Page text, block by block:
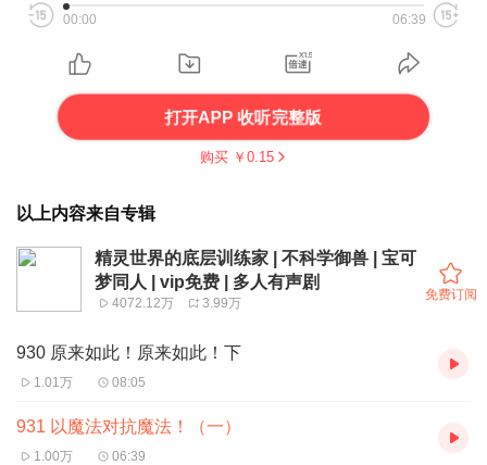
00:00 06:39
打开APP 收听完整版
购买 ￥ 0.15
以上内容来自专辑
精灵世界的底层训练家 | 不科学御兽 | 宝可
梦同人 | vip免费 | 多人有声剧
4072.12万 3.99万
免费订阅
930 原来如此！原来如此！下
1.01万 08:05
931 以魔法对抗魔法！（一）
1.00万 06:39